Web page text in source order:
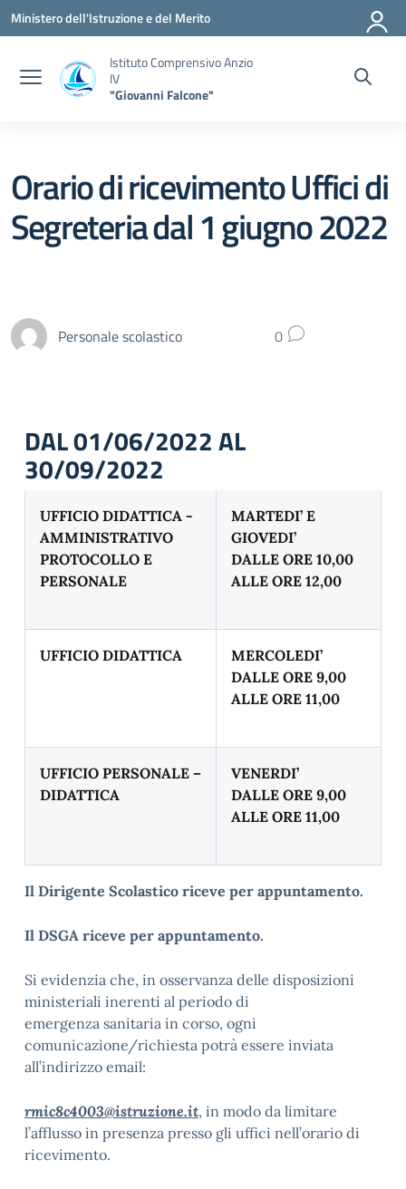
Vai ai contenuti
Vai al menu di navigazione
Vai al footer
Ministero dell'Istruzione e del Merito
Istituto Comprensivo Anzio
IV
"Giovanni Falcone"
Orario di ricevimento Uffici di
Segreteria dal 1 giugno 2022
Personale scolastico 0
DAL 01/06/2022 AL
30/09/2022
UFFICIO DIDATTICA -
AMMINISTRATIVO
PROTOCOLLO E
PERSONALE
MARTEDI’ E
GIOVEDI’
DALLE ORE 10,00
ALLE ORE 12,00
UFFICIO DIDATTICA
MERCOLEDI’
DALLE ORE 9,00
ALLE ORE 11,00
UFFICIO PERSONALE –
DIDATTICA
VENERDI’
DALLE ORE 9,00
ALLE ORE 11,00
Il Dirigente Scolastico riceve per appuntamento.
Il DSGA riceve per appuntamento.
Si evidenzia che, in osservanza delle disposizioni
ministeriali inerenti al periodo di
emergenza sanitaria in corso, ogni
comunicazione/richiesta potrà essere inviata
all’indirizzo email:
rmic8c4003@istruzione.it, in modo da limitare
l’afflusso in presenza presso gli uffici nell’orario di
ricevimento.